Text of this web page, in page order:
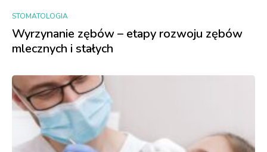
STOMATOLOGIA
Wyrzynanie zębów – etapy rozwoju zębów
mlecznych i stałych